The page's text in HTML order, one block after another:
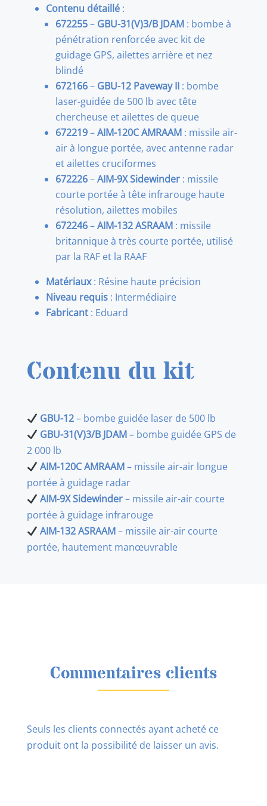
Contenu détaillé:
672255– GBU-31(V)3/B JDAM: bombe à
pénétration renforcée avec kit de
guidage GPS, ailettes arrière et nez
blindé
672166– GBU-12 Paveway II: bombe
laser-guidée de 500 lb avec tête
chercheuse et ailettes de queue
672219–AIM-120C AMRAAM: missile air-
air à longue portée, avec antenne radar
et ailettes cruciformes
672226–AIM-9X Sidewinder: missile
courte portée à tête infrarouge haute
résolution, ailettes mobiles
672246–AIM-132 ASRAAM: missile
britannique à très courte portée, utilisé
par la RAF et la RAAF
Matériaux: Résine haute précision
Niveau requis: Intermédiaire
Fabricant: Eduard
Contenu du kit
GBU-12– bombe guidée laser de 500 lb
GBU-31(V)3/B JDAM– bombe guidée GPS de
2 000 lb
AIM-120C AMRAAM– missile air-air longue
portée à guidage radar
AIM-9X Sidewinder– missile air-air courte
portée à guidage infrarouge
AIM-132 ASRAAM– missile air-air courte
portée, hautement manœuvrable
Commentaires clients
Seuls les clients connectés ayant acheté ce
produit ont la possibilité de laisser un avis.